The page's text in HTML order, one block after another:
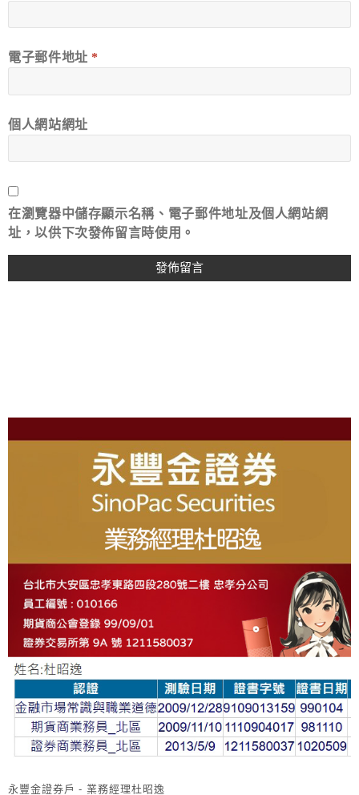
電子郵件地址 *
個人網站網址
在瀏覽器中儲存顯示名稱、電子郵件地址及個人網站網
址，以供下次發佈留言時使用。
I
永豐金證券戶 - 業務經理杜昭逸